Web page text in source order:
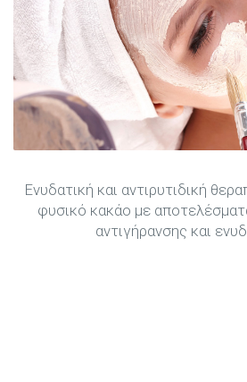
Ενυδατική και αντιρυτιδική
φυσικό κακάο με
αντιγήρανσης και